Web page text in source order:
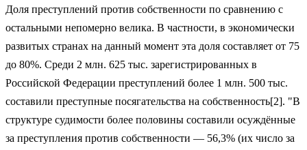
Доля преступлений против собственности по сравнению с
остальными непомерно велика. В частности, в экономически
развитых странах на данный момент эта доля составляет от 75
до 80%. Среди 2 млн. 625 тыс. зарегистрированных в
Российской Федерации преступлений более 1 млн. 500 тыс.
составили преступные посягательства на собственность[2]. "В
структуре судимости более половины составили осуждённые
за преступления против собственности — 56,3% (их число за